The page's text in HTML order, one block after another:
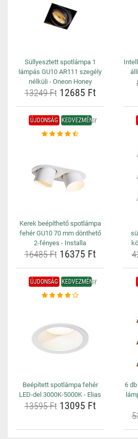
Süllyesztett spotlámpa 1
lámpás GU10 AR111 szegély
nélküli - Oneon Honey
13249 Ft12685 Ft
ÚJDONSÁG KEDVEZMÉNY
Kerek beépíthető spotlámpa
fehér GU10 70 mm dönthető
2-fényes - Installa
16485 Ft16375 Ft
ÚJDONSÁG KEDVEZMÉNY
Beépített spotlámpa fehér
LED-del 3000K-5000K - Elias
13595 Ft13095 Ft
6